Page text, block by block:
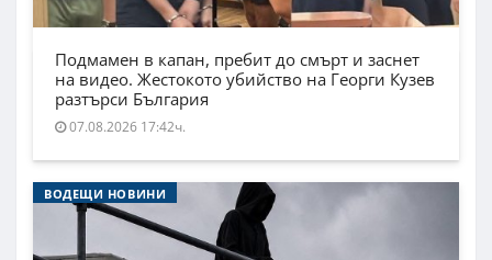
Подмамен в капан, пребит до смърт и заснет
на видео. Жестокото убийство на Георги Кузев
разтърси България
07.08.2026 17:42ч.
ВОДЕЩИ НОВИНИ